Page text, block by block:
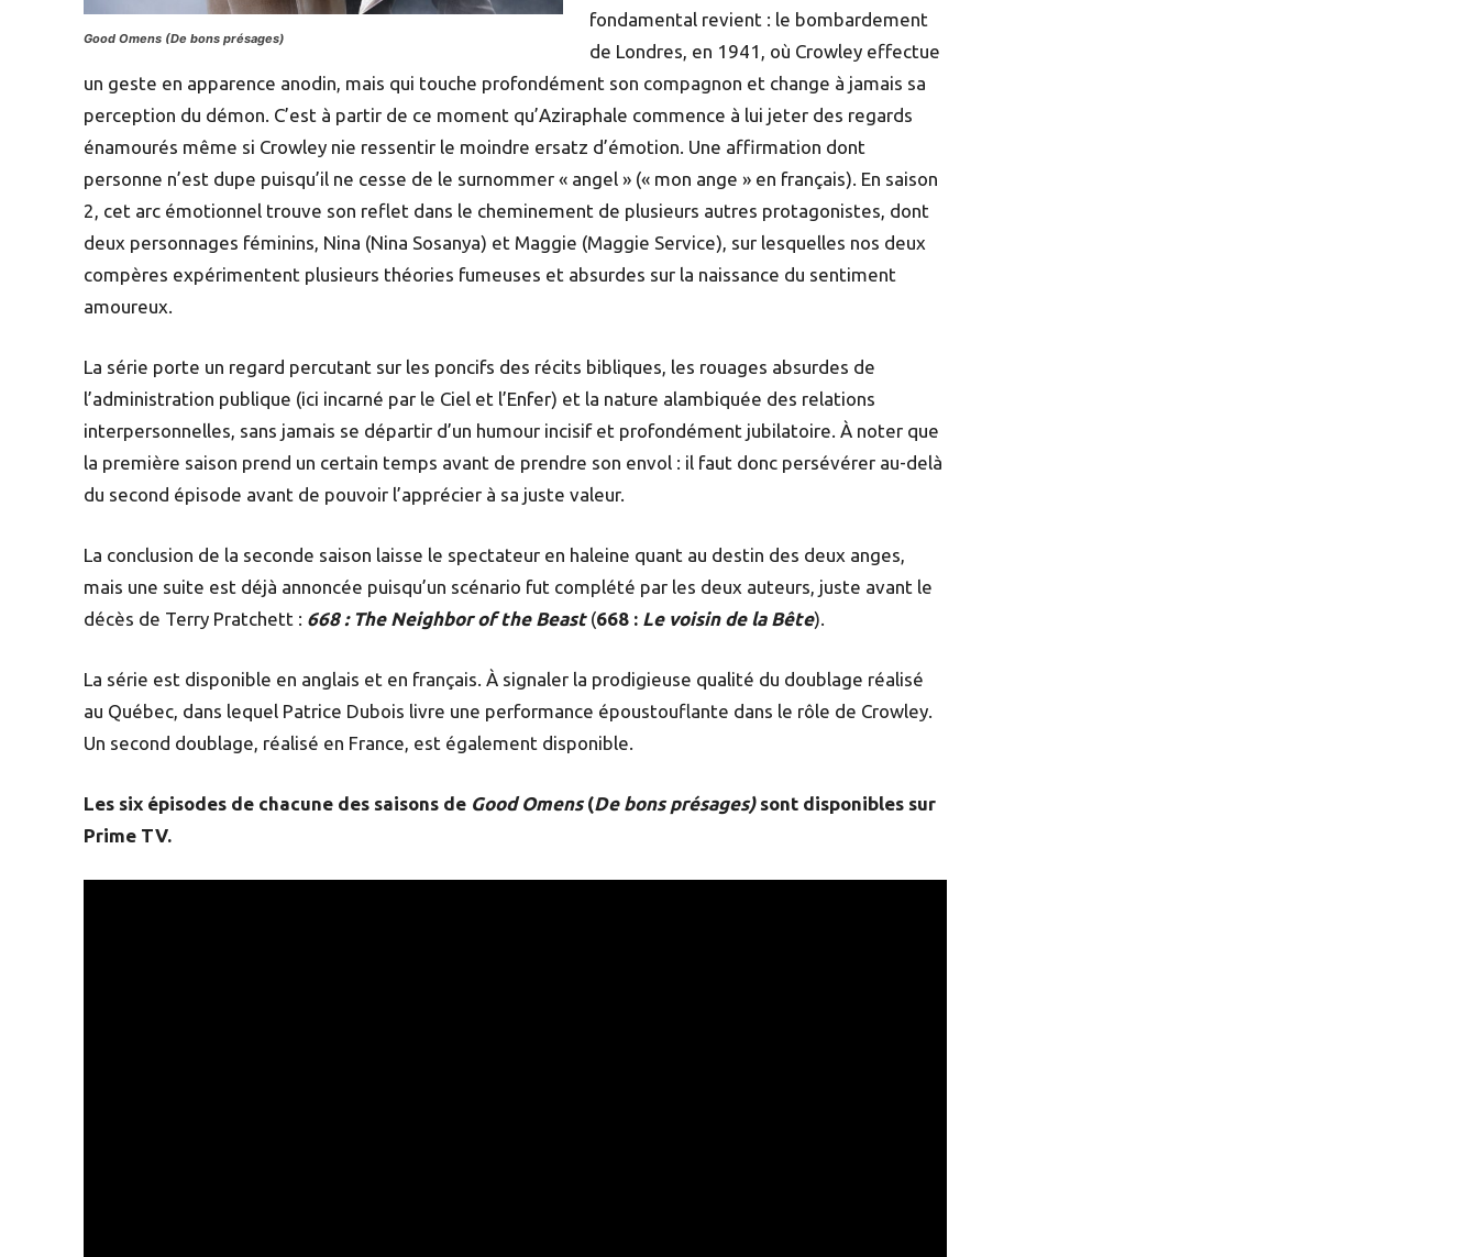
Good Omens (De bons présages)
fondamental revient : le bombardement
de Londres, en 1941, où Crowley effectue
un geste en apparence anodin, mais qui touche profondément son compagnon et change à jamais sa
perception du démon. C’est à partir de ce moment qu’Aziraphale commence à lui jeter des regards
énamourés même si Crowley nie ressentir le moindre ersatz d’émotion. Une affirmation dont
personne n’est dupe puisqu’il ne cesse de le surnommer « angel » (« mon ange » en français). En saison
2, cet arc émotionnel trouve son reflet dans le cheminement de plusieurs autres protagonistes, dont
deux personnages féminins, Nina (Nina Sosanya) et Maggie (Maggie Service), sur lesquelles nos deux
compères expérimentent plusieurs théories fumeuses et absurdes sur la naissance du sentiment
amoureux.
La série porte un regard percutant sur les poncifs des récits bibliques, les rouages absurdes de
l’administration publique (ici incarné par le Ciel et l’Enfer) et la nature alambiquée des relations
interpersonnelles, sans jamais se départir d’un humour incisif et profondément jubilatoire. À noter que
la première saison prend un certain temps avant de prendre son envol : il faut donc persévérer au-delà
du second épisode avant de pouvoir l’apprécier à sa juste valeur.
La conclusion de la seconde saison laisse le spectateur en haleine quant au destin des deux anges,
mais une suite est déjà annoncée puisqu’un scénario fut complété par les deux auteurs, juste avant le
décès de Terry Pratchett : 668 : The Neighbor of the Beast (668 : Le voisin de la Bête).
La série est disponible en anglais et en français. À signaler la prodigieuse qualité du doublage réalisé
au Québec, dans lequel Patrice Dubois livre une performance époustouflante dans le rôle de Crowley.
Un second doublage, réalisé en France, est également disponible.
Les six épisodes de chacune des saisons de Good Omens(De bons présages) sont disponibles sur
Prime TV.